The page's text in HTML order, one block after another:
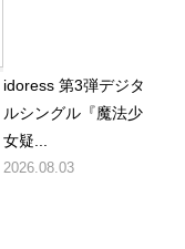
idoress 第3弾デジタ
ルシングル『魔法少
女疑...
2026.08.03